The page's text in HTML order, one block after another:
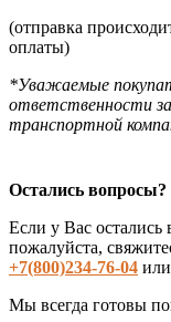
(отправка
оплаты)
*Уважаемые
ответственности
транспортной
Остались вопросы?
Если у Вас остались
пожалуйста,
+7(800)234-76-04 или
Мы всегда готовы